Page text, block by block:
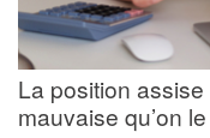
La position
mauvaise qu’on